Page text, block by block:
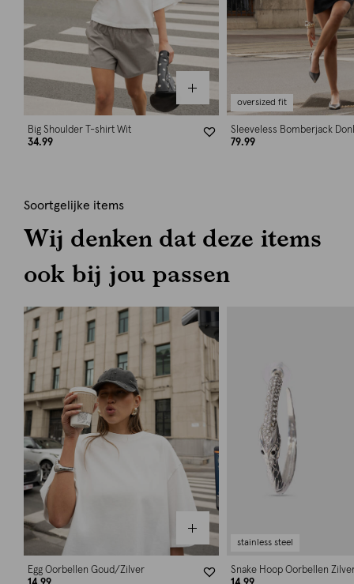
Big Shoulder T-shirt Wit
34.99
oversized fit
Sleeveless Bomberjack
79.99
Soortgelijke items
Wij denken dat deze items
ook bij jou passen
Egg Oorbellen Goud/Zilver
stainless steel
Snake Hoop Oorbellen